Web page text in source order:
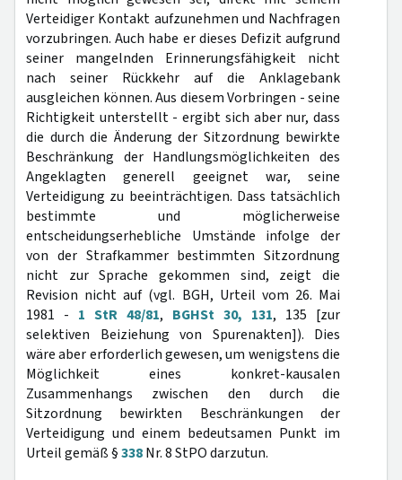
Verteidiger Kontakt aufzunehmen und Nachfragen
vorzubringen. Auch habe er dieses Defizit aufgrund
seiner mangelnden Erinnerungsfähigkeit nicht
nach seiner Rückkehr auf die Anklagebank
ausgleichen können. Aus diesem Vorbringen - seine
Richtigkeit unterstellt - ergibt sich aber nur, dass
die durch die Änderung der Sitzordnung bewirkte
Beschränkung der Handlungsmöglichkeiten des
Angeklagten generell geeignet war, seine
Verteidigung zu beeinträchtigen. Dass tatsächlich
bestimmte und möglicherweise
entscheidungserhebliche Umstände infolge der
von der Strafkammer bestimmten Sitzordnung
nicht zur Sprache gekommen sind, zeigt die
Revision nicht auf (vgl. BGH, Urteil vom 26. Mai
1981 - 1 StR 48/81, BGHSt 30, 131, 135 [zur
selektiven Beiziehung von Spurenakten]). Dies
wäre aber erforderlich gewesen, um wenigstens die
Möglichkeit eines konkret-kausalen
Zusammenhangs zwischen den durch die
Sitzordnung bewirkten Beschränkungen der
Verteidigung und einem bedeutsamen Punkt im
Urteil gemäß §338Nr. 8 StPO darzutun.